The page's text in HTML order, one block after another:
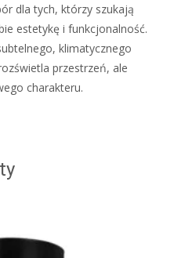
dla tych, którzy szukają
estetykę i funkcjonalność.
klimatycznego
przestrzeń, ale
charakteru.